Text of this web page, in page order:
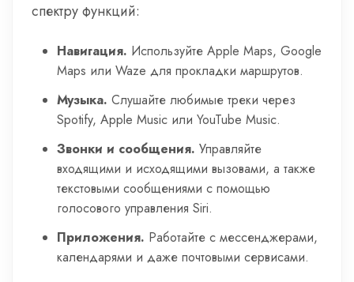
спектру функций:
Навигация. Используйте Apple Maps, Google
Maps или Waze для прокладки маршрутов.
Музыка. Слушайте любимые треки через
Spotify, Apple Music или YouTube Music.
Звонки и сообщения. Управляйте
входящими и исходящими вызовами, а также
текстовыми сообщениями с помощью
голосового управления Siri.
Приложения. Работайте с мессенджерами,
календарями и даже почтовыми сервисами.